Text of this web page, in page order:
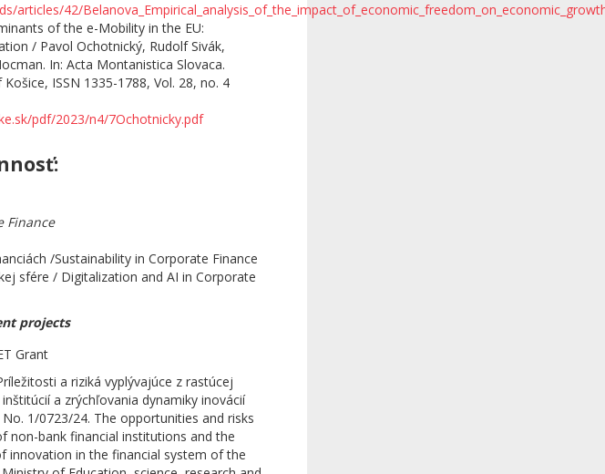
articles/42/
of the e-Mobility in the EU:
/ Pavol Ochotnický, Rudolf Sivák,
In: Acta Montanistica Slovaca.
ISSN 1335-1788, Vol. 28, no. 4
pdf/2023/n4/7Ochotnicky.pdf
Finance
/Sustainability in Corporate Finance
sfére / Digitalization and AI in Corporate
projects
Grant
a riziká vyplývajúce z rastúcej
a zrýchľovania dynamiky inovácií
1/0723/24. The opportunities and risks
non-bank financial institutions and the
innovation in the financial system of the